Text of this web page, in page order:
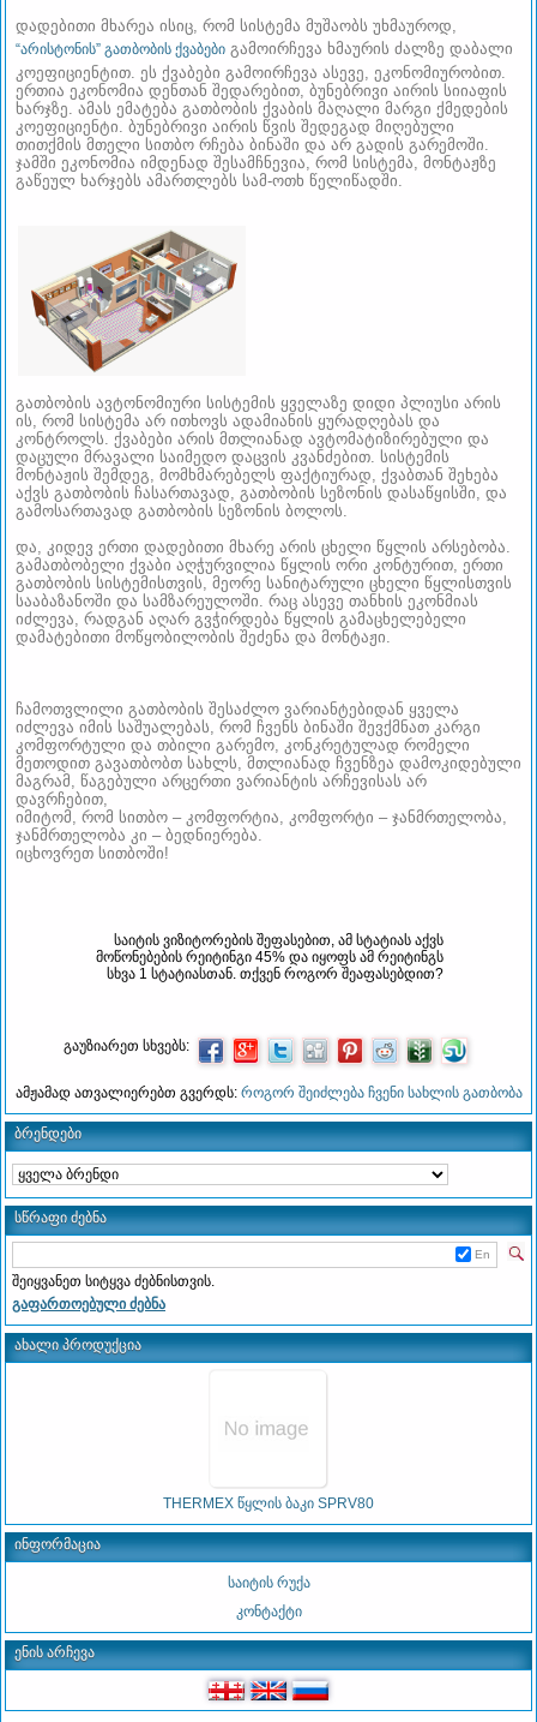
დადებითი მხარეა ისიც, რომ სისტემა მუშაობს უხმაუროდ,
“არისტონის” გათბობის ქვაბები გამოირჩევა ხმაურის ძალზე დაბალი
კოეფიციენტით. ეს ქვაბები გამოირჩევა ასევე, ეკონომიურობით.
ერთია ეკონომია დენთან შედარებით, ბუნებრივი აირის სიიაფის
ხარჯზე. ამას ემატება გათბობის ქვაბის მაღალი მარგი ქმედების
კოეფიციენტი. ბუნებრივი აირის წვის შედეგად მიღებული
თითქმის მთელი სითბო რჩება ბინაში და არ გადის გარემოში.
ჯამში ეკონომია იმდენად შესამჩნევია, რომ სისტემა, მონტაჟზე
გაწეულ ხარჯებს ამართლებს სამ-ოთხ წელიწადში.
გათბობის ავტონომიური სისტემის ყველაზე დიდი პლიუსი არის
ის, რომ სისტემა არ ითხოვს ადამიანის ყურადღებას და
კონტროლს. ქვაბები არის მთლიანად ავტომატიზირებული და
დაცული მრავალი საიმედო დაცვის კვანძებით. სისტემის
მონტაჟის შემდეგ, მომხმარებელს ფაქტიურად, ქვაბთან შეხება
აქვს გათბობის ჩასართავად, გათბობის სეზონის დასაწყისში, და
გამოსართავად გათბობის სეზონის ბოლოს.
და, კიდევ ერთი დადებითი მხარე არის ცხელი წყლის არსებობა.
გამათბობელი ქვაბი აღჭურვილია წყლის ორი კონტურით, ერთი
გათბობის სისტემისთვის, მეორე სანიტარული ცხელი წყლისთვის
სააბაზანოში და სამზარეულოში. რაც ასევე თანხის ეკონმიას
იძლევა, რადგან აღარ გვჭირდება წყლის გამაცხელებელი
დამატებითი მოწყობილობის შეძენა და მონტაჟი.
ჩამოთვლილი გათბობის შესაძლო ვარიანტებიდან ყველა
იძლევა იმის საშუალებას, რომ ჩვენს ბინაში შევქმნათ კარგი
კომფორტული და თბილი გარემო, კონკრეტულად რომელი
მეთოდით გავათბობთ სახლს, მთლიანად ჩვენზეა დამოკიდებული
მაგრამ, წაგებული არცერთი ვარიანტის არჩევისას არ
დავრჩებით,
იმიტომ, რომ სითბო – კომფორტია, კომფორტი – ჯანმრთელობა,
ჯანმრთელობა კი – ბედნიერება.
იცხოვრეთ სითბოში!
საიტის ვიზიტორების შეფასებით, ამ სტატიას აქვს
მოწონებების რეიტინგი 45% და იყოფს ამ რეიტინგს
სხვა 1 სტატიასთან. თქვენ როგორ შეაფასებდით?
გაუზიარეთ სხვებს:
ამჟამად ათვალიერებთ გვერდს: როგორ შეიძლება ჩვენი სახლის გათბობა
ბრენდები
სწრაფი ძებნა
En
შეიყვანეთ სიტყვა ძებნისთვის.
გაფართოებული ძებნა
ახალი პროდუქცია
THERMEX წყლის ბაკი SPRV80
ინფორმაცია
საიტის რუქა
კონტაქტი
ენის არჩევა